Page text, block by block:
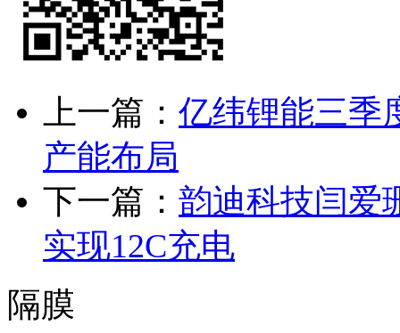
上一篇： 亿纬锂能三季
产能布局
下一篇： 韵迪科技闫爱
实现12C充电
隔膜